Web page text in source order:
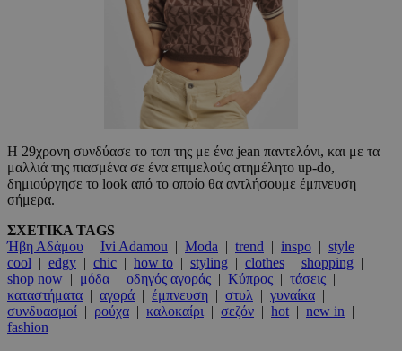
Η 29χρονη συνδύασε το τοπ της με ένα jean παντελόνι, και με τα
μαλλιά της πιασμένα σε ένα επιμελούς ατημέλητο up-do,
δημιούργησε το look από το οποίο θα αντλήσουμε έμπνευση
σήμερα.
ΣΧΕΤΙΚΑ TAGS
Ήβη Αδάμου | Ivi Adamou | Moda | trend | inspo | style |
cool | edgy | chic | how to | styling | clothes | shopping |
shop now | μόδα | οδηγός αγοράς | Κύπρος | τάσεις |
καταστήματα | αγορά | έμπνευση | στυλ | γυναίκα |
συνδυασμοί | ρούχα | καλοκαίρι | σεζόν | hot | new in |
fashion